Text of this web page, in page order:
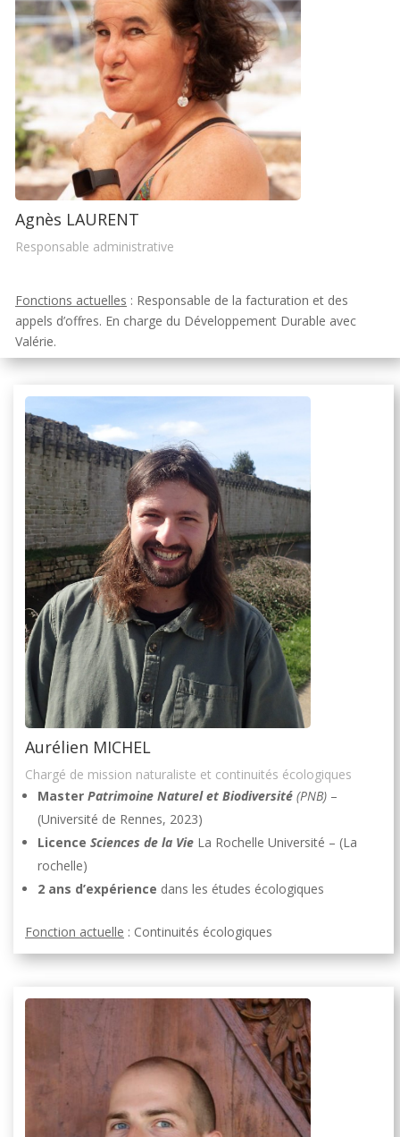
Agnès LAURENT
Responsable administrative
Fonctions actuelles : Responsable de la facturation et des
appels d’offres. En charge du Développement Durable avec
Valérie.
Aurélien MICHEL
Chargé de mission naturaliste et continuités écologiques
Master Patrimoine Naturel et Biodiversité (PNB) –
(Université de Rennes, 2023)
Licence Sciences de la Vie La Rochelle Université – (La
rochelle)
2 ans d’expérience dans les études écologiques
Fonction actuelle : Continuités écologiques